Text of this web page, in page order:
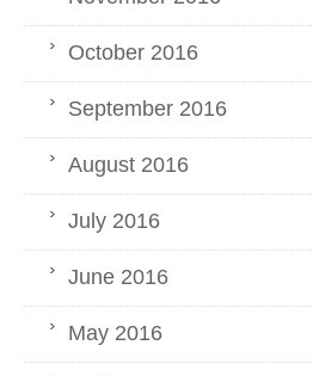
October 2016
September 2016
August 2016
July 2016
June 2016
May 2016